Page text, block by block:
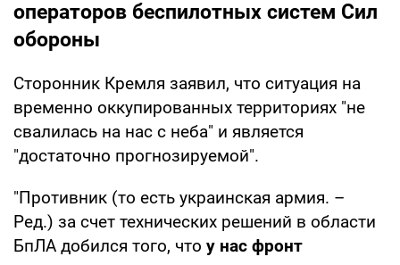
операторов беспилотных систем Сил
обороны
Сторонник Кремля заявил, что ситуация на
временно оккупированных территориях "не
свалилась на нас с неба" и является
"достаточно прогнозируемой".
"Противник (то есть украинская армия. –
Ред.) за счет технических решений в области
БпЛА добился того, что у нас фронт